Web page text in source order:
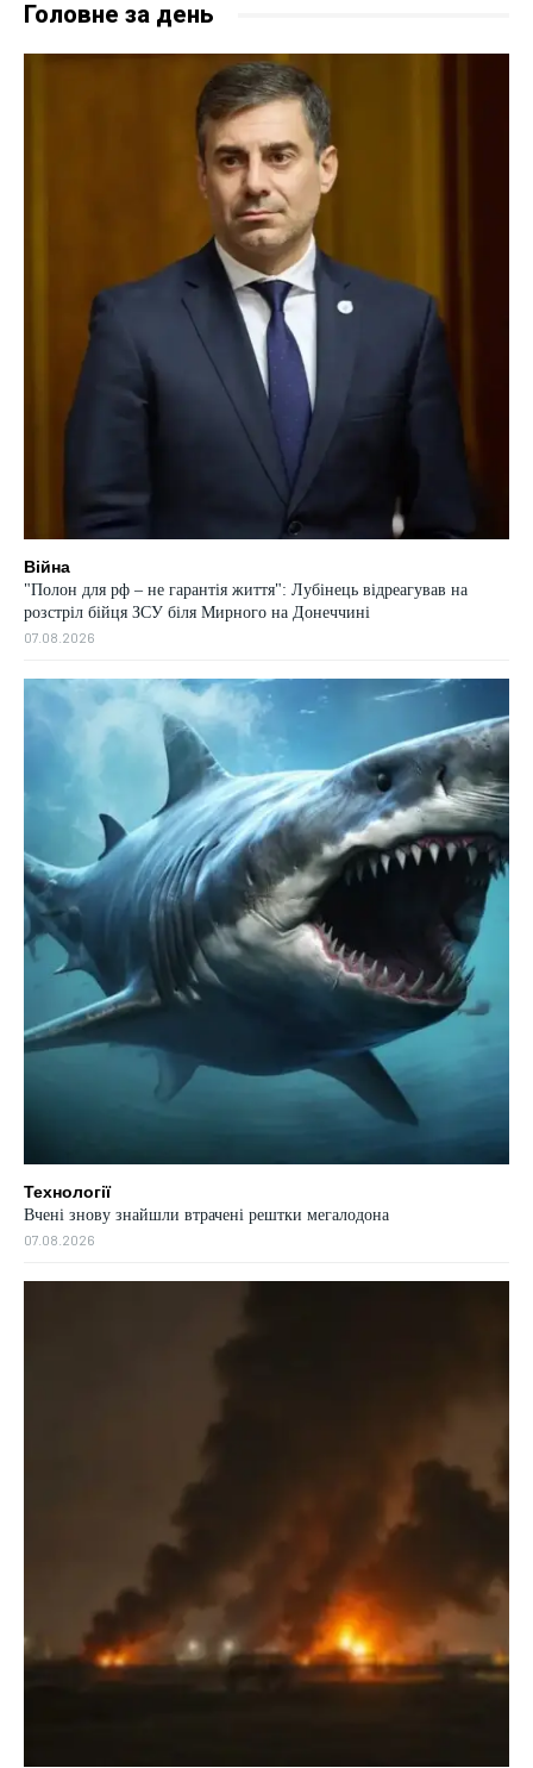
Головне за день
Війна
"Полон для рф – не гарантія життя": Лубінець відреагував на
розстріл бійця ЗСУ біля Мирного на Донеччині
07.08.2026
Технології
Вчені знову знайшли втрачені рештки мегалодона
07.08.2026